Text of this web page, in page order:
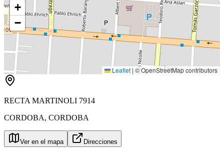
P
+
−
Leaflet | © OpenStreetMap contributors
RECTA MARTINOLI 7914
CORDOBA, CORDOBA
Ver en el mapa Direcciones